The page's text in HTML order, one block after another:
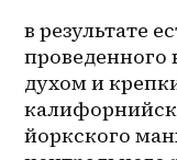
в результате
проведенного
духом и
йоркского